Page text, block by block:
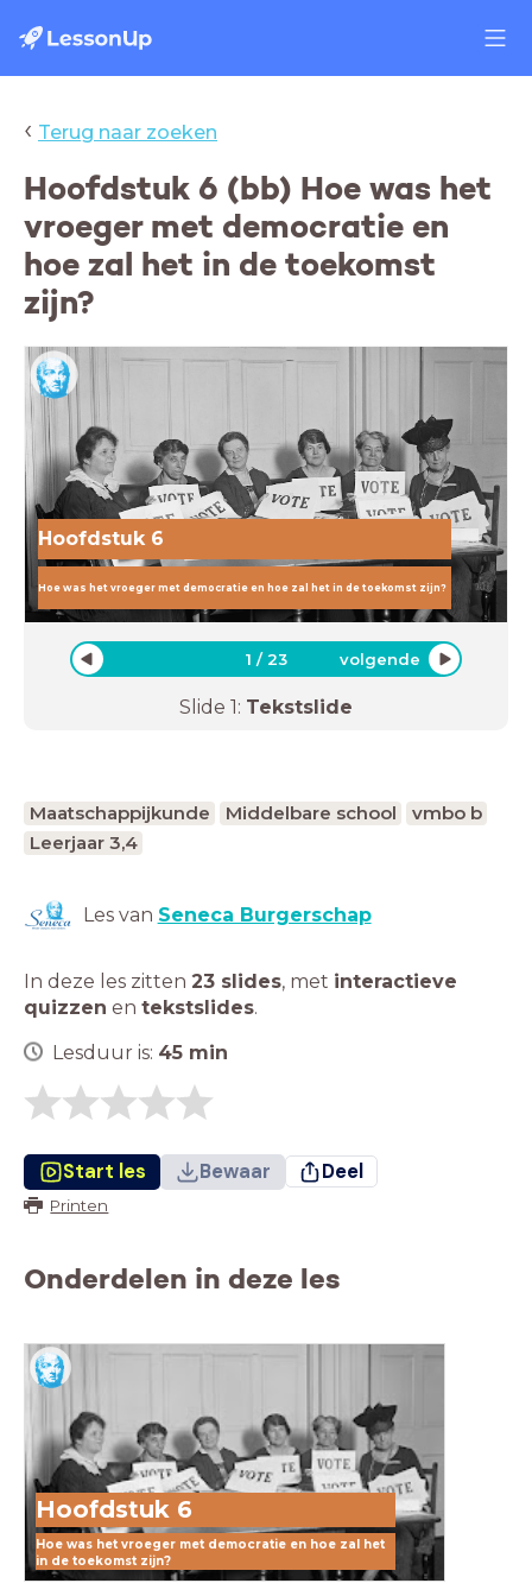
‹ Terug naar zoeken
Hoofdstuk 6 (bb) Hoe was het
vroeger met democratie en
hoe zal het in de toekomst
zijn?
Hoofdstuk 6
Hoe was het vroeger met democratie en hoe zal het in de toekomst zijn?
1 /23 volgende
Slide 1: Tekstslide
Maatschappijkunde Middelbare school
vmbo b
Leerjaar 3,4
Les van Seneca Burgerschap
In deze les zitten 23 slides, met interactieve
quizzen en tekstslides.
Lesduur is: 45 min
Start les Bewaar Deel
Printen
Onderdelen in deze les
Hoofdstuk 6
Hoe was het vroeger met democratie en hoe zal het
in de toekomst zijn?